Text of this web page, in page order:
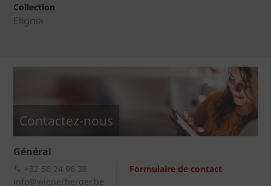
Collection
Elignia
Contactez-nous
Général
Formulaire de contact
+32 56 24 96 38
info@wienerberger.be